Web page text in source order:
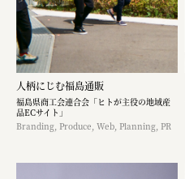
人柄にじむ福島通販
福島県商工会連合会「ヒトが主役の地域産
品ECサイト」
Branding, Produce, Web, Planning, PR